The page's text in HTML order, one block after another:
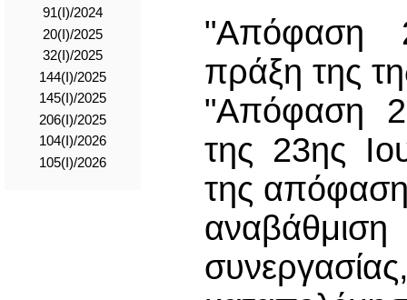
91(I)/2024
20(I)/2025
32(I)/2025
144(I)/2025
145(I)/2025
206(I)/2025
104(I)/2026
105(I)/2026
"Απόφαση
πράξη της
"Απόφαση
της 23ης
της